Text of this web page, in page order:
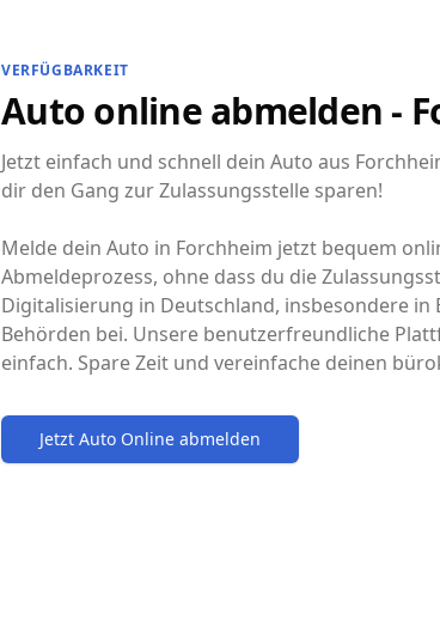
VERFÜGBARKEIT
Auto online abmelden -
Jetzt einfach und schnell dein Auto aus
dir den Gang zur Zulassungsstelle sparen!
Melde dein Auto in Forchheim jetzt bequem
Abmeldeprozess, ohne dass du die
Digitalisierung in Deutschland, insbesondere
Behörden bei. Unsere benutzerfreundliche
einfach. Spare Zeit und vereinfache deinen
Jetzt Auto Online abmelden